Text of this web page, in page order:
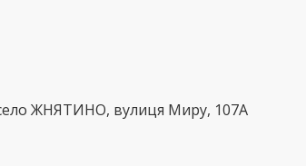
ЖНЯТИНО, вулиця Миру, 107А